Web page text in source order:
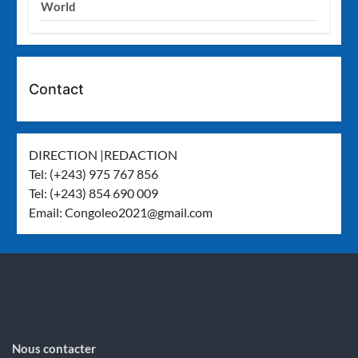
World
Contact
DIRECTION |REDACTION
Tel: (+243) 975 767 856
Tel: (+243) 854 690 009
Email:Congoleo2021@gmail.com
Nous contacter